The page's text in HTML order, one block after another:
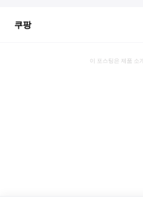
쿠팡
이 포스팅은 제품 소